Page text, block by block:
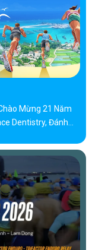
Mừng 21 Năm
Dentistry, Đánh